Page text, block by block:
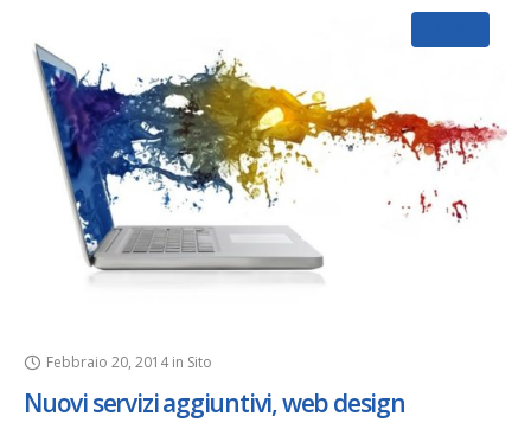
Febbraio 20, 2014 in Sito
Nuovi servizi aggiuntivi, web design